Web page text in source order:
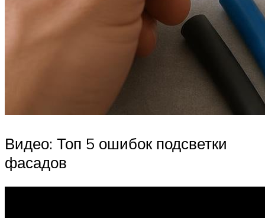
Видео: Топ 5 ошибок подсветки
фасадов